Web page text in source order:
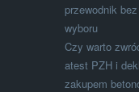
przewodnik
wyboru
Czy warto
atest PZH i
zakupem